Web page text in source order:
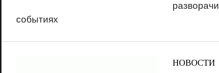
событиях
НОВОСТИ